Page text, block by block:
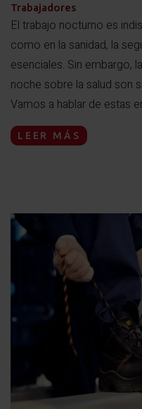
Trabajadores
El trabajo nocturno es
como en la sanidad, la
esenciales. Sin embargo,
noche sobre la salud son
Vamos a hablar de estas
LEER MÁS